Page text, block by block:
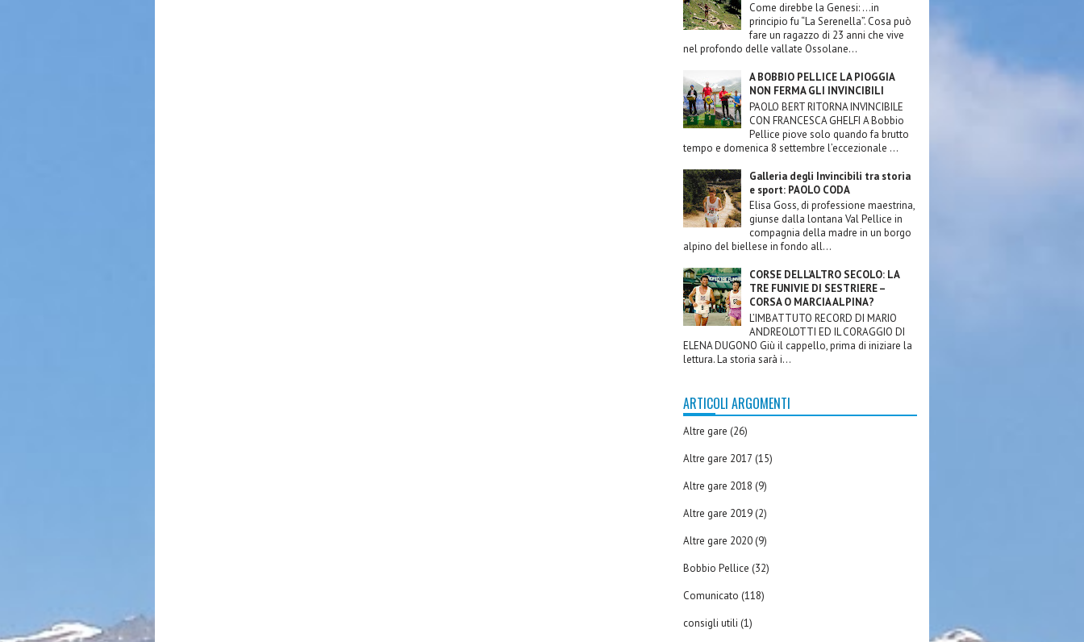
Come direbbe la Genesi: …in
principio fu “La Serenella”. Cosa può
fare un ragazzo di 23 anni che vive
nel profondo delle vallate Ossolane...
A BOBBIO PELLICE LA PIOGGIA
NON FERMA GLI INVINCIBILI
PAOLO BERT RITORNA INVINCIBILE
CON FRANCESCA GHELFI A Bobbio
Pellice piove solo quando fa brutto
tempo e domenica 8 settembre l’eccezionale ...
Galleria degli Invincibili tra storia
e sport: PAOLO CODA
Elisa Goss, di professione maestrina,
giunse dalla lontana Val Pellice in
compagnia della madre in un borgo
alpino del biellese in fondo all...
CORSE DELL’ALTRO SECOLO: LA
TRE FUNIVIE DI SESTRIERE –
CORSA O MARCIA ALPINA?
L’IMBATTUTO RECORD DI MARIO
ANDREOLOTTI ED IL CORAGGIO DI
ELENA DUGONO Giù il cappello, prima di iniziare la
lettura. La storia sarà i...
ARTICOLI ARGOMENTI
Altre gare (26)
Altre gare 2017 (15)
Altre gare 2018 (9)
Altre gare 2019 (2)
Altre gare 2020 (9)
Bobbio Pellice (32)
Comunicato (118)
consigli utili (1)